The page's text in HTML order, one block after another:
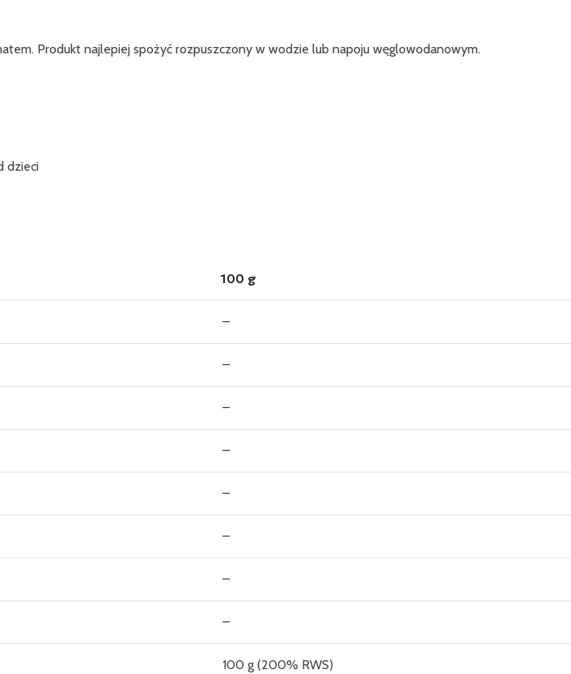
Produkt najlepiej spożyć rozpuszczony w wodzie lub napoju węglowodanowym.
dzieci
100 g
–
–
–
–
–
–
–
–
100 g (200% RWS)